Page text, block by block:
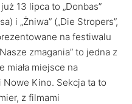
13 lipca to „Donbas”
i „Żniwa” („Die Stropers”,
na festiwalu
zmagania” to jedna z
miała miejsce na
Kino. Sekcja ta to
z filmami